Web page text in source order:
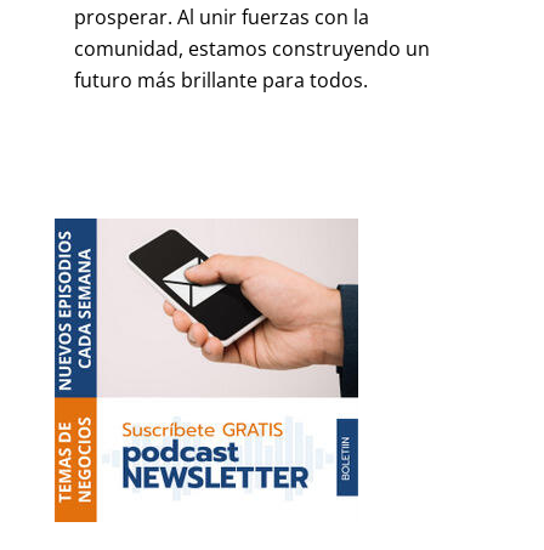
prosperar. Al unir fuerzas con la
comunidad, estamos construyendo un
futuro más brillante para todos.